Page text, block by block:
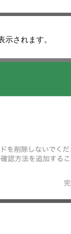
されます。